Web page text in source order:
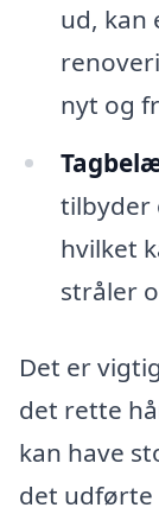
ud, kan
nyt og
tilbyder
hvilket
stråler
Det er
det rette
kan have
det udførte